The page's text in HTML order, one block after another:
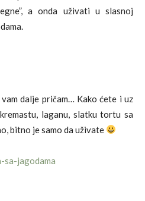
a onda uživati u slasnoj
dalje pričam… Kako ćete i uz
laganu, slatku tortu sa
bitno je samo da uživate